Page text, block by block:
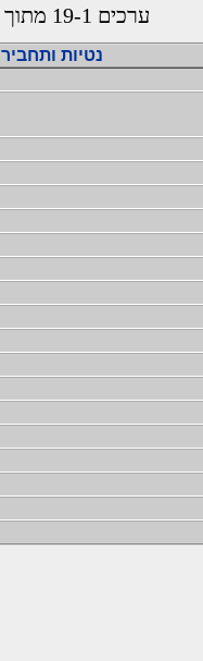
ערכים 19-1 מתוך 19
נטיות ותחביר